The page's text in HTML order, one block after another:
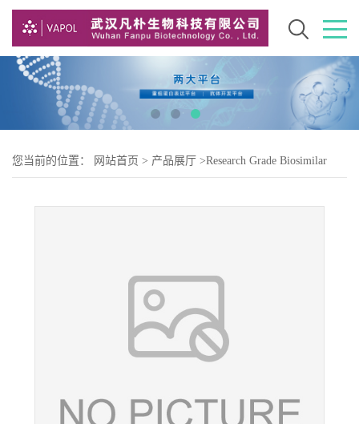
您当前的位置： 网站首页 > 产品展厅 >Research Grade Biosimilar